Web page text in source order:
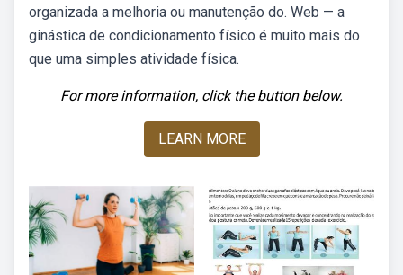
organizada a melhoria ou manutenção do. Web — a
ginástica de condicionamento físico é muito mais do
que uma simples atividade física.
For more information, click the button below.
LEARN MORE